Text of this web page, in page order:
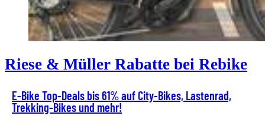
Riese & Müller Rabatte bei Rebike
E-Bike Top-Deals bis 61% auf City-Bikes, Lastenrad,
Trekking-Bikes und mehr!